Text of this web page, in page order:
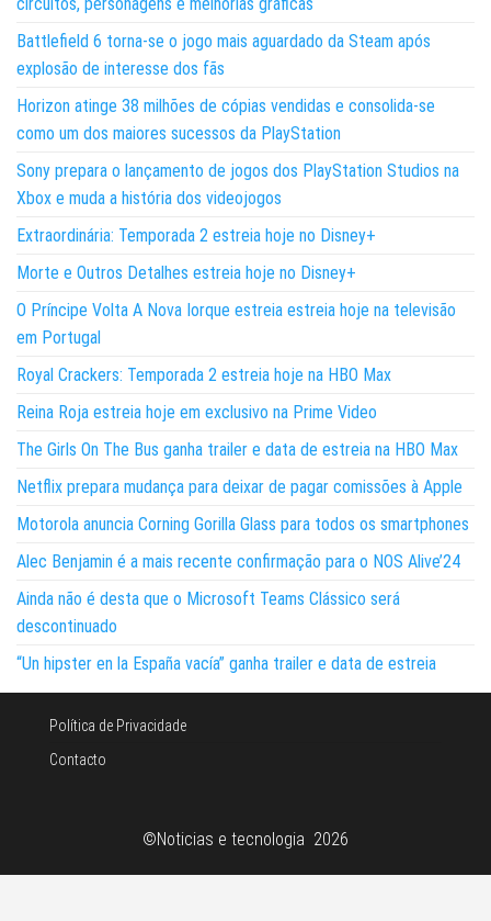
Battlefield 6 torna-se o jogo mais aguardado da Steam após
explosão de interesse dos fãs
Horizon atinge 38 milhões de cópias vendidas e consolida-se
como um dos maiores sucessos da PlayStation
Sony prepara o lançamento de jogos dos PlayStation Studios na
Xbox e muda a história dos videojogos
Extraordinária: Temporada 2 estreia hoje no Disney+
Morte e Outros Detalhes estreia hoje no Disney+
O Príncipe Volta A Nova Iorque estreia estreia hoje na televisão
em Portugal
Royal Crackers: Temporada 2 estreia hoje na HBO Max
Reina Roja estreia hoje em exclusivo na Prime Video
The Girls On The Bus ganha trailer e data de estreia na HBO Max
Netflix prepara mudança para deixar de pagar comissões à Apple
Motorola anuncia Corning Gorilla Glass para todos os smartphones
Alec Benjamin é a mais recente confirmação para o NOS Alive’24
Ainda não é desta que o Microsoft Teams Clássico será
descontinuado
“Un hipster en la España vacía” ganha trailer e data de estreia
Política de Privacidade
Contacto
©Noticias e tecnologia 2026